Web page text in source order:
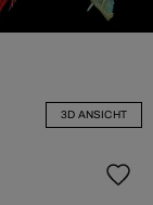
3D ANSICHT